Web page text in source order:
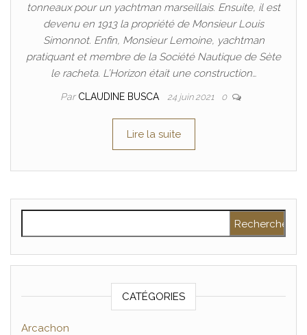
tonneaux pour un yachtman marseillais. Ensuite, il est
devenu en 1913 la propriété de Monsieur Louis
Simonnot. Enfin, Monsieur Lemoine, yachtman
pratiquant et membre de la Société Nautique de Sète
le racheta. L’Horizon était une construction…
Par CLAUDINE BUSCA 24 juin 2021 0
Lire la suite
CATÉGORIES
Arcachon